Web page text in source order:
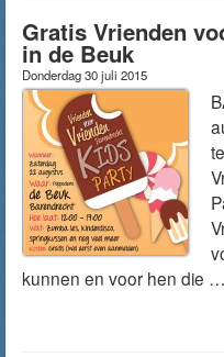
Gratis Vrienden
in de Beuk
Donderdag 30 juli 2015
kunnen en voor hen die …